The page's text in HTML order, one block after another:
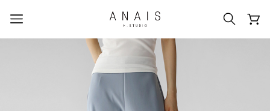
人気のクエリ